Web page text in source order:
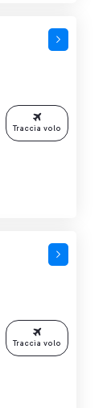
Traccia volo
Traccia volo